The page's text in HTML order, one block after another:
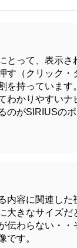
とって、表示さ
す（クリック・
を持っています
わかりやすいナ
のがSIRIUSの
内容に関連した
大きなサイズだ
伝わらない・・
です。